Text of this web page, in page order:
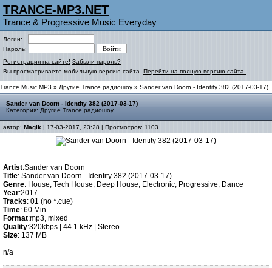
TRANCE-MP3.NET
Trance & Progressive Music Everyday
Логин:
Пароль:
Регистрация на сайте! Забыли пароль?
Вы просматриваете мобильную версию сайта. Перейти на полную версию сайта.
Trance Music MP3 » Другие Trance радиошоу » Sander van Doorn - Identity 382 (2017-03-17)
Sander van Doorn - Identity 382 (2017-03-17)
Категория: Другие Trance радиошоу
автор: Magik | 17-03-2017, 23:28 | Просмотров: 1103
Artist:Sander van Doorn
Title: Sander van Doorn - Identity 382 (2017-03-17)
Genre: House, Tech House, Deep House, Electronic, Progressive, Dance
Year:2017
Tracks: 01 (no *.cue)
Time: 60 Min
Format:mp3, mixed
Quality:320kbps | 44.1 kHz | Stereo
Size: 137 MB
n/a